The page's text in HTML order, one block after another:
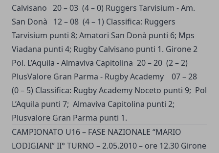
Calvisano 20 – 03 (4 – 0) Ruggers Tarvisium - Am.
San Donà 12 – 08 (4 – 1) Classifica: Ruggers
Tarvisium punti 8; Amatori San Donà punti 6; Mps
Viadana punti 4; Rugby Calvisano punti 1. Girone 2
Pol. L’Aquila - Almaviva Capitolina 20 – 20 (2 – 2)
PlusValore Gran Parma - Rugby Academy 07 – 28
(0 – 5) Classifica: Rugby Academy Noceto punti 9; Pol
L’Aquila punti 7; Almaviva Capitolina punti 2;
Plusvalore Gran Parma punti 1.
CAMPIONATO U16 – FASE NAZIONALE “MARIO
LODIGIANI” II° TURNO – 2.05.2010 – ore 12.30 Girone